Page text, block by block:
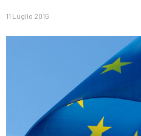
11 Luglio 2016